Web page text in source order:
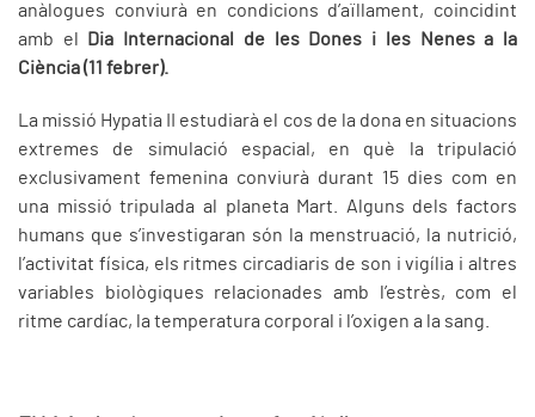
anàlogues conviurà en condicions d’aïllament, coincidint
amb el
Dia Internacional de les Dones i les Nenes a la
Ciència (11 febrer).
La missió Hypatia II estudiarà el cos de la dona en situacions
extremes de simulació espacial, en què la tripulació
exclusivament femenina conviurà durant 15 dies com en
una missió tripulada al planeta Mart. Alguns dels factors
humans que s’investigaran són la menstruació, la nutrició,
l’activitat física, els ritmes circadiaris de son i vigília i altres
variables biològiques relacionades amb l’estrès, com el
ritme cardíac, la temperatura corporal i l’oxigen a la sang.